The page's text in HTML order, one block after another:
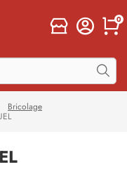
0
Bricolage